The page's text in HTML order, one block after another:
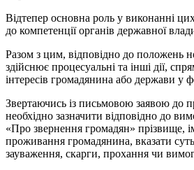
Відтепер основна роль у виконанні
до компетенції органів державної
Разом з цим, відповідно до положень
здійснює процесуальні та інші дії,
інтересів громадянина або держави у
Звертаючись із письмовою заявою до
необхідно зазначити відповідно до
«Про звернення громадян» прізвище,
проживання громадянина, вказати
зауваження, скарги, прохання чи